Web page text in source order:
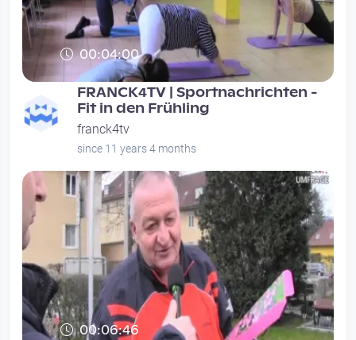
00:04:00
FRANCK4TV | Sportnachrichten -
Fit in den Frühling
franck4tv
since 11 years 4 months
00:06:46